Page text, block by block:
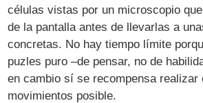
células vistas por un microscopio
de la pantalla antes de llevarlas a
concretas. No hay tiempo límite
puzles puro –de pensar, no de
en cambio sí se recompensa realizar
movimientos posible.